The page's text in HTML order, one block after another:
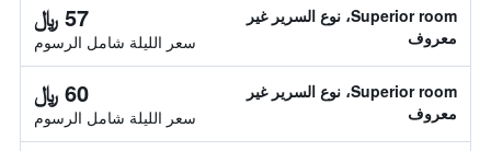
Superior room، نوع السرير غير
معروف
57 ﷼
سعر الليلة شامل الرسوم
Superior room، نوع السرير غير
معروف
60 ﷼
سعر الليلة شامل الرسوم